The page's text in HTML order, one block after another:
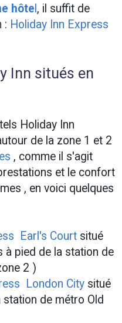
hôte , il suffit de
: Holiday Inn Express
Inn situés en
Holiday Inn
de la zone 1 et 2
, comme il s'agit
et le confort
, en voici quelques
Earl's Court situé
à pied de la station de
2 )
London City situé
de métro Old